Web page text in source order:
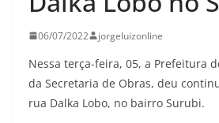
06/07/2022 jorgeluizonline
Nessa terça-feira, 05, a Prefeitura
da Secretaria de Obras, deu
rua Dalka Lobo, no bairro Surubi.